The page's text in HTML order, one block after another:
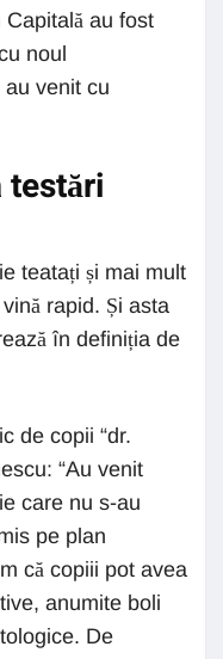
au fost
noul
venit cu
testări
teatați și mai mult
rapid. Și asta
în definiția de
de copii “dr.
“Au venit
care nu s-au
pe plan
că copiii pot avea
anumite boli
De